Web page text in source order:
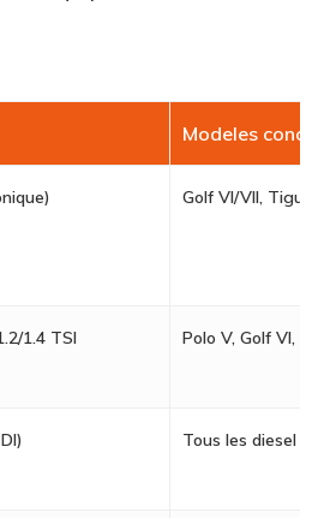
Modeles
Golf VI/VII, Tiguan,
1.4 TSI Polo V, Golf VI,
Tous les diesel TDI